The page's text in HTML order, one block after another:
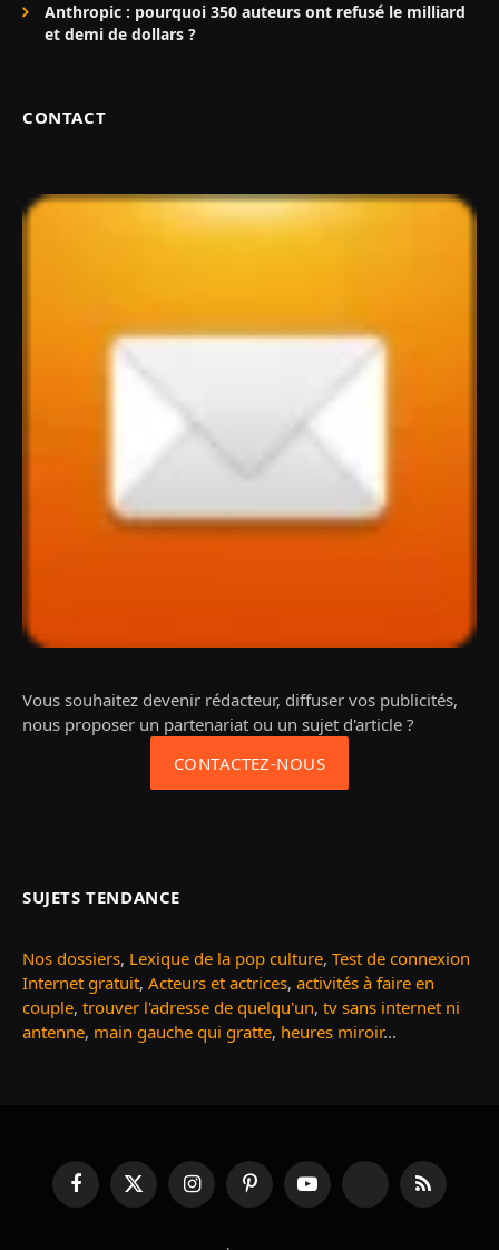
Anthropic : pourquoi 350 auteurs ont refusé le milliard
et demi de dollars ?
CONTACT
Vous souhaitez devenir rédacteur, diffuser vos publicités,
nous proposer un partenariat ou un sujet d'article ?
CONTACTEZ-NOUS
SUJETS TENDANCE
Nos dossiers, Lexique de la pop culture, Test de connexion
Internet gratuit, Acteurs et actrices, activités à faire en
couple, trouver l'adresse de quelqu'un, tv sans internet ni
antenne, main gauche qui gratte, heures miroir...
FacebookX
(Twitter)
InstagramPinterestYouTube TikTok RSS